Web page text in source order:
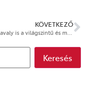
KÖVETKEZŐ
Letarolta tavaly is a világszintű és magyarországi újautó piacot az idén újdonság-dömpinggel jelentkező Toyota